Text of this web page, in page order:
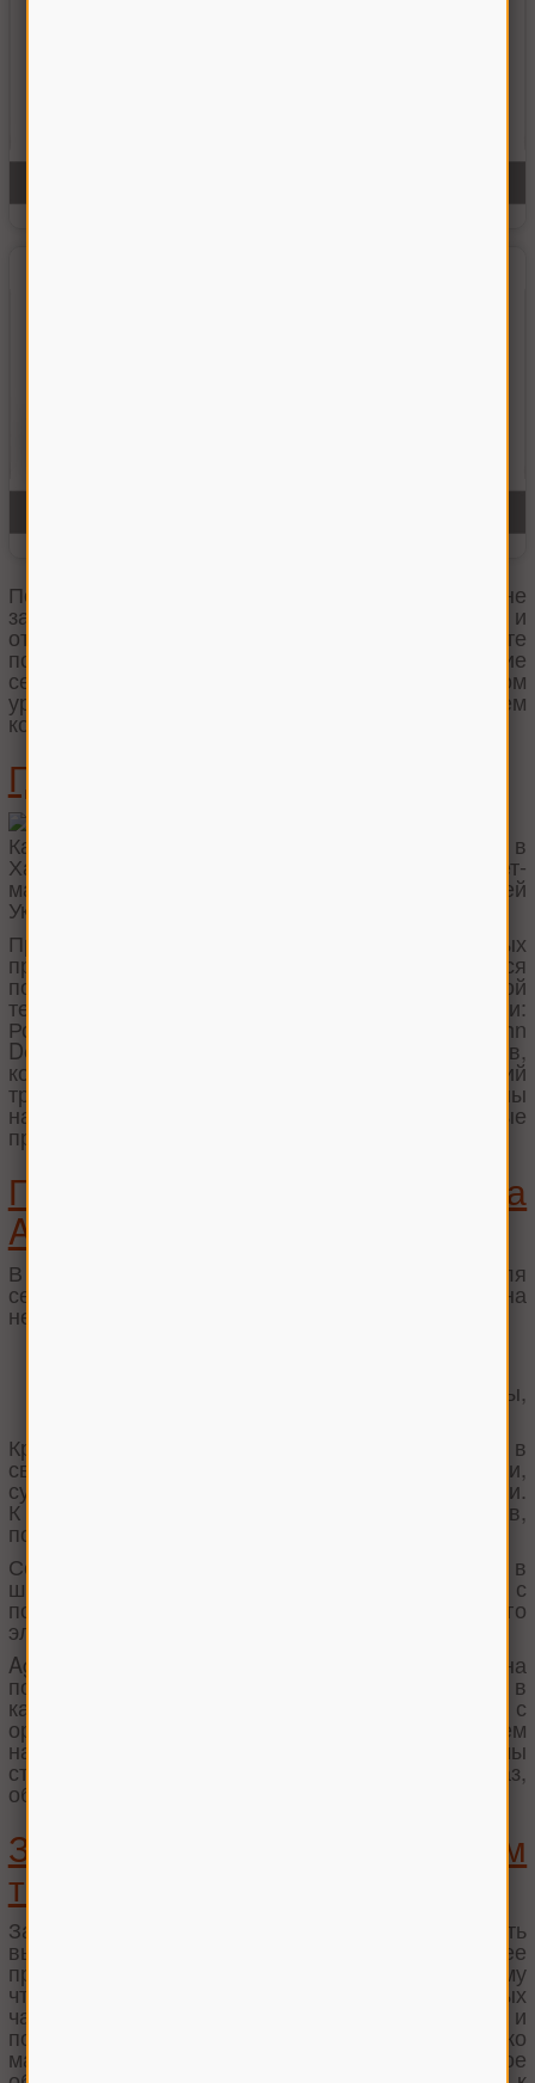
Посевные, уборочные и простые виды техники не
застрахованы от изнашивания деталей и
отдельных элементов. Если вы хотите
поддерживать техническое оснащение
сельскохозяйственных машин на определенном
уровне, нужно постоянно следить за состоянием
комплектующих.
Где найти запчасти?
Качественные и надежные сельхоззапчасти в
Харькове вы можете купить в нашем интернет-
магазине «Агромен». Мы работаем по всей
Украине и в частности с этим городом.
Предлагаем товары от оригинальных
производителей, которые сегодня пользуются
популярностью в сфере сельскохозяйственной
техники. В комбайнах основные производители:
Ростсельмаш, Херсонмаш, Гомсельмаш, КЗК, John
Deere, Claas. Основной производитель тракторов,
который и сегодня популярен, — Минский
тракторный завод. В каталогах подобраны
наиболее распространенные детали, которые
приходится часто чинить.
Предложения от магазина
Agroman
В интернет-магазине запчастей для
сельхозтехники предложенные товары делятся на
несколько категорий по принадлежности:
для жаток: валы, блоки звездочек, косы,
Кроме перечисленных сельхозмашин, которые в
свою очередь делятся на бренды и модели,
существуют более универсальные запасные части.
К ним относим ремни и цепи, масла для моторов,
подшипники и фильтры.
Сельхоззапчасти в Харькове предложены в
широком ряде товаров, поэтому проблем с
поисками необходимого и наиболее подходящего
элемента не возникает.
Agroman дважды экономит ваше время и силы на
поиски. Во-первых, вы можете не сомневаться в
качестве самих товаров: мы работаем с
оригинальными производителями и проверяем
надежность их предложений. Во-вторых, мы
стараемся быстро реагировать на ваш заказ,
обрабатывать его и оформлять.
Зачем следить за состоянием
техники?
Запчасти для сельхозтехники в Харькове купить
вы можете в нашем магазине. Стоит заранее
проследить за исправностью всех деталей. Потому
что от целости и износоустойчивости запасных
частей зависит скорость работы. На урожайность и
последующую прибыль влияет не только
мастерство работников, но и качественное